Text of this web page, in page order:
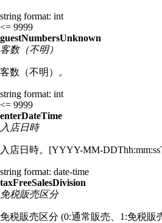
string format: int
<= 9999
guestNumbersUnknown
客数（不明）
客数（不明）。
string format: int
<= 9999
enterDateTime
入店日時
入店日時。[YYYY-MM-
string format: date-time
taxFreeSalesDivision
免税販売区分
免税販売区分 (0:通常販売、1:免税販